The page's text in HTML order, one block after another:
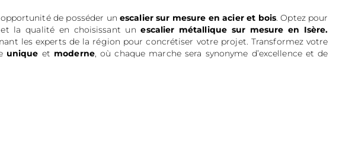
de posséder unescalier sur mesure en acier et bois. Optez pour
et la qualité en choisissant unescalier métallique sur mesure en Isère.
les experts de la région pour concrétiser votre projet. Transformez votre
unique et moderne, où chaque marche sera synonyme d’excellence et de